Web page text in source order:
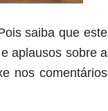
saiba que este
aplausos sobre a
nos comentários